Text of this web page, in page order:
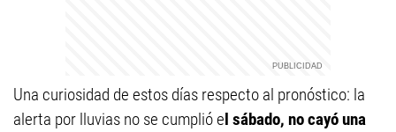
Una curiosidad de estos días respecto al pronóstico: la
alerta por lluvias no se cumplió el sábado, no cayó una